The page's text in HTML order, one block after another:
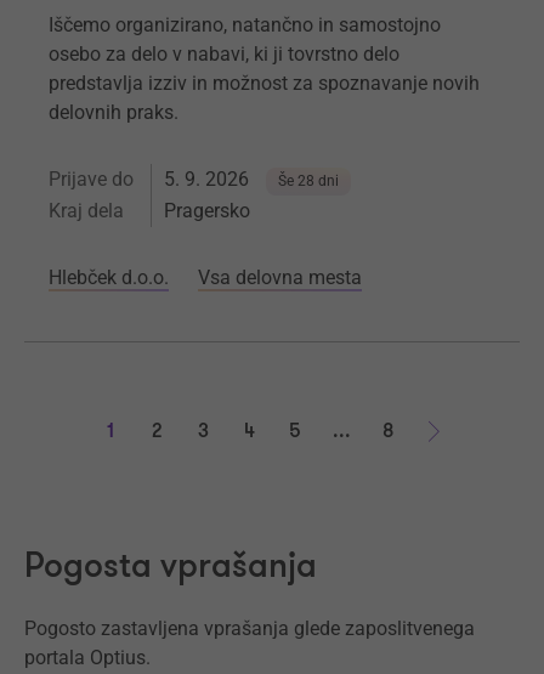
Iščemo organizirano, natančno in samostojno
osebo za delo v nabavi, ki ji tovrstno delo
predstavlja izziv in možnost za spoznavanje novih
delovnih praks.
Prijave do 5. 9. 2026 Še 28 dni
Kraj dela Pragersko
Hlebček d.o.o. Vsa delovna mesta
1 2 3 4 5 ...
8
Pogosta vprašanja
Pogosto zastavljena vprašanja glede zaposlitvenega
portala Optius.